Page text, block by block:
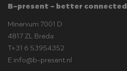
B-present - better connected
Minervum 7001 D
4817 ZL Breda
T+31 6 53954352
E info@b-present.nl